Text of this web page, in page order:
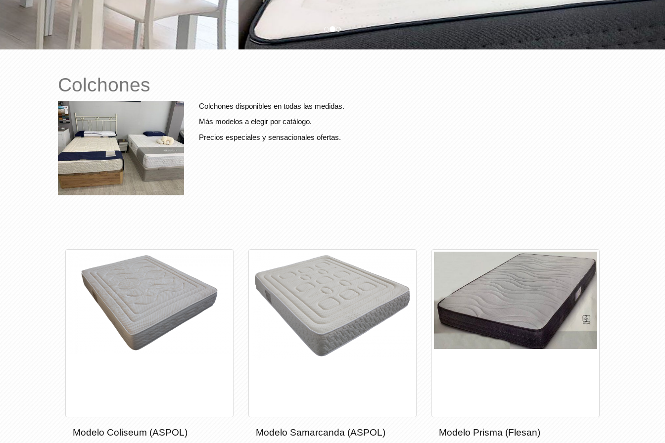
Colchones
Colchones disponibles en todas las medidas.
Más modelos a elegir por catálogo.
Precios especiales y sensacionales ofertas.
Modelo Coliseum (ASPOL)
Modelo Coliseum (ASPOL) Modelo Samarcanda (ASPOL)
Modelo Samarcanda (ASPOL) Modelo Prisma (Flesan)
Modelo Prisma (Flesan)